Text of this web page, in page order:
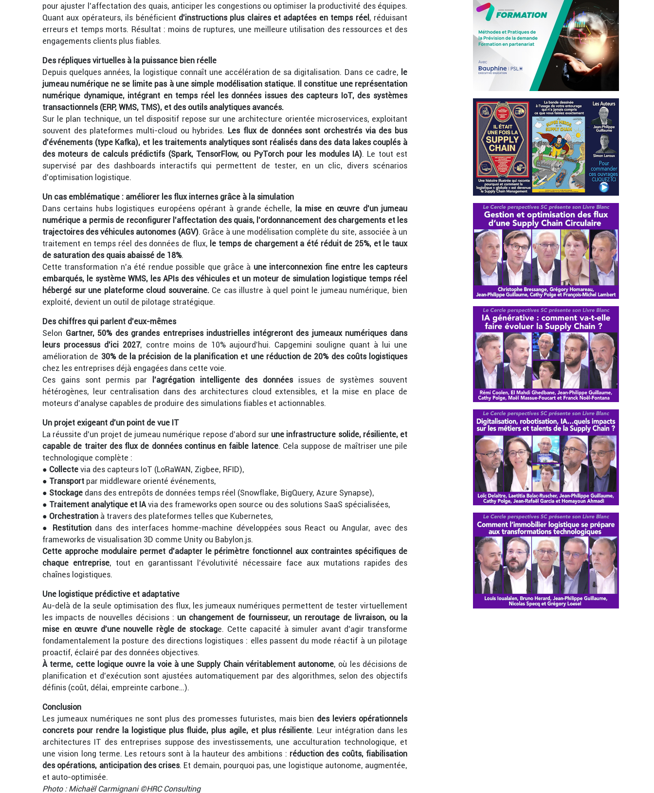
pour ajuster l’affectation des quais, anticiper les congestions ou optimiser la productivité des équipes.
Quant aux opérateurs, ils bénéficient d’instructions plus claires et adaptées en temps réel , réduisant
erreurs et temps morts. Résultat : moins de ruptures, une meilleure utilisation des ressources et des
engagements clients plus fiables.
Des répliques virtuelles à la puissance bien réelle
Depuis quelques années, la logistique connaît une accélération de sa digitalisation. Dans ce cadre, le
jumeau numérique ne se limite pas à une simple modélisation statique. Il constitue une représentation
numérique dynamique, intégrant en temps réel les données issues des capteurs IoT, des systèmes
transactionnels (ERP, WMS, TMS), et des outils analytiques avancés.
Sur le plan technique, un tel dispositif repose sur une architecture orientée microservices, exploitant
souvent des plateformes multi-cloud ou hybrides. Les flux de données sont orchestrés via des bus
d’événements (type Kafka), et les traitements analytiques sont réalisés dans des data lakes couplés à
des moteurs de calculs prédictifs (Spark, TensorFlow, ou PyTorch pour les modules IA). Le tout est
supervisé par des dashboards interactifs qui permettent de tester, en un clic, divers scénarios
d’optimisation logistique.
Un cas emblématique : améliorer les flux internes grâce à la simulation
Dans certains hubs logistiques européens opérant à grande échelle,
la mise en œuvre d’un jumeau
numérique a permis de reconfigurer l’affectation des quais, l’ordonnancement des chargements et les
trajectoires des véhicules autonomes (AGV). Grâce à une modélisation complète du site, associée à un
traitement en temps réel des données de flux, le temps de chargement a été réduit de 25%, et le taux
de saturation des quais abaissé de 18%.
Cette transformation n’a été rendue possible que grâce à une interconnexion fine entre les capteurs
embarqués, le système WMS, les APIs des véhicules et un moteur de simulation logistique temps réel
hébergé sur une plateforme cloud souveraine.Ce cas illustre à quel point le jumeau numérique, bien
exploité, devient un outil de pilotage stratégique.
Des chiffres qui parlent d’eux-mêmes
Selon Gartner, 50% des grandes entreprises industrielles intégreront des jumeaux numériques dans
leurs processus d’ici 2027, contre moins de 10% aujourd’hui. Capgemini souligne quant à lui une
amélioration de 30% de la précision de la planification et une réduction de 20% des coûts logistiques
chez les entreprises déjà engagées dans cette voie.
Ces gains sont permis par
l’agrégation intelligente des donnéesissues de systèmes souvent
hétérogènes, leur centralisation dans des architectures cloud extensibles, et la mise en place de
moteurs d’analyse capables de produire des simulations fiables et actionnables.
Un projet exigeant d’un point de vue IT
La réussite d’un projet de jumeau numérique repose d’abord sur une infrastructure solide, résiliente, et
capable de traiter des flux de données continus en faible latence. Cela suppose de maîtriser une pile
technologique complète :
● Collecte via des capteurs IoT (LoRaWAN, Zigbee, RFID),
● Transport par middleware orienté événements,
● Stockage dans des entrepôts de données temps réel (Snowflake, BigQuery, Azure Synapse),
● Traitement analytique et IAvia des frameworks open source ou des solutions SaaS spécialisées,
● Orchestration à travers des plateformes telles que Kubernetes,
● Restitutiondans des interfaces homme-machine développées sous React ou Angular, avec des
frameworks de visualisation 3D comme Unity ou Babylon.js.
Cette approche modulaire permet d’adapter le périmètre fonctionnel aux contraintes spécifiques de
chaque entreprise, tout en garantissant l’évolutivité nécessaire face aux mutations rapides des
chaînes logistiques.
Une logistique prédictive et adaptative
Au-delà de la seule optimisation des flux, les jumeaux numériques permettent de tester virtuellement
les impacts de nouvelles décisions : un changement de fournisseur, un reroutage de livraison, ou la
mise en œuvre d’une nouvelle règle de stockage. Cette capacité à simuler avant d’agir transforme
fondamentalement la posture des directions logistiques : elles passent du mode réactif à un pilotage
proactif, éclairé par des données objectives.
À terme, cette logique ouvre la voie à une Supply Chain véritablement autonome, où les décisions de
planification et d’exécution sont ajustées automatiquement par des algorithmes, selon des objectifs
définis (coût, délai, empreinte carbone…).
Conclusion
Les jumeaux numériques ne sont plus des promesses futuristes, mais bien des leviers opérationnels
concrets pour rendre la logistique plus fluide, plus agile, et plus résiliente. Leur intégration dans les
architectures IT des entreprises suppose des investissements, une acculturation technologique, et
une vision long terme. Les retours sont à la hauteur des ambitions : réduction des coûts, fiabilisation
des opérations, anticipation des crises. Et demain, pourquoi pas, une logistique autonome, augmentée,
et auto-optimisée.
Photo : Michaël Carmignani ©HRC Consulting